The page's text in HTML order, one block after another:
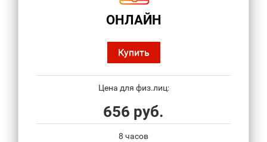
ОНЛАЙН
Купить
Цена для физ.лиц:
656 руб.
8 часов